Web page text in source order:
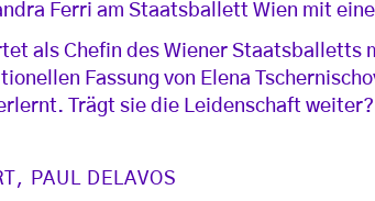
Ferri am Staatsballett Wien mit
als Chefin des Wiener Staatsballetts
Fassung von Elena
Trägt sie die Leidenschaft weiter?
, PAUL DELAVOS